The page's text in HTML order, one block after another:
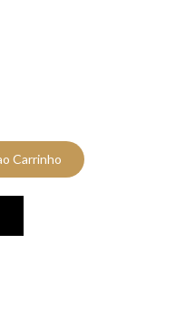
Carrinho